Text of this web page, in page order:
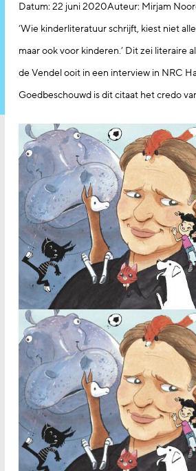
Datum: 22 juni 2020Auteur: Mirjam
‘Wie kinderliteratuur schrijft, kiest niet
maar ook voor kinderen.’ Dit zei literaire
de Vendel ooit in een interview in NRC
Goedbeschouwd is dit citaat het credo